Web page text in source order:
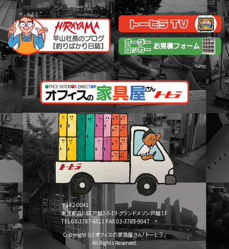
〒142-0041
東京都品川区戸越3-5-19 グランドメゾン戸越 1F
TEL 03-3787-6511 FAX 03-3783-9047
Copyright (c) オフィスの家具屋さん「トーヒラ」
All Rights Reserved.